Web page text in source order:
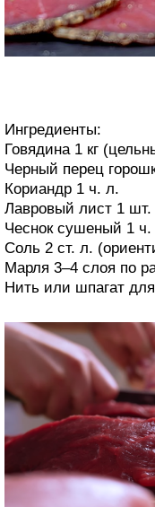
Ингредиенты:
Говядина 1 кг
Черный перец
Кориандр 1 ч. л.
Лавровый лист 1 шт.
Чеснок сушеный 1 ч.
Соль 2 ст. л.
Марля 3–4 слоя по
Нить или шпагат